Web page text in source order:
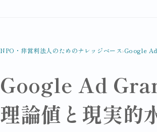
NPO・非営利法人のためのナレッジベース›Google
Google Ad
理論値と現実的